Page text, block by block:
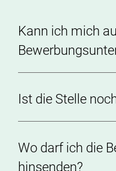
Kann ich mich
Ist die Stelle
Wo darf ich die
hinsenden?